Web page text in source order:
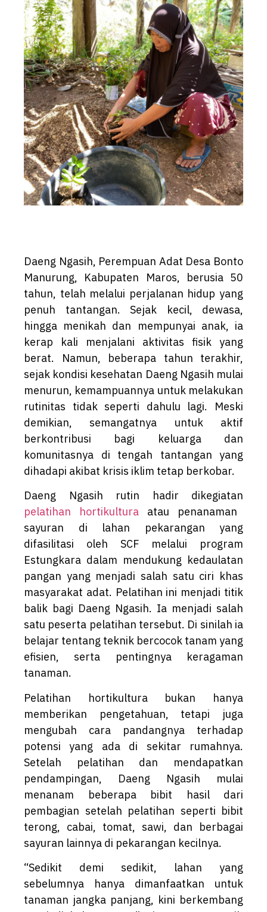
Daeng Ngasih, Perempuan Adat Desa Bonto
Manurung, Kabupaten Maros, berusia 50
tahun, telah melalui perjalanan hidup yang
penuh tantangan. Sejak kecil, dewasa,
hingga menikah dan mempunyai anak, ia
kerap kali menjalani aktivitas fisik yang
berat. Namun, beberapa tahun terakhir,
sejak kondisi kesehatan Daeng Ngasih mulai
menurun, kemampuannya untuk melakukan
rutinitas tidak seperti dahulu lagi. Meski
demikian, semangatnya untuk aktif
berkontribusi bagi keluarga dan
komunitasnya di tengah tantangan yang
dihadapi akibat krisis iklim tetap berkobar.
Daeng Ngasih rutin hadir dikegiatan
pelatihan hortikultura atau penanaman
sayuran di lahan pekarangan yang
difasilitasi oleh SCF melalui program
Estungkara dalam mendukung kedaulatan
pangan yang menjadi salah satu ciri khas
masyarakat adat. Pelatihan ini menjadi titik
balik bagi Daeng Ngasih. Ia menjadi salah
satu peserta pelatihan tersebut. Di sinilah ia
belajar tentang teknik bercocok tanam yang
efisien, serta pentingnya keragaman
tanaman.
Pelatihan hortikultura bukan hanya
memberikan pengetahuan, tetapi juga
mengubah cara pandangnya terhadap
potensi yang ada di sekitar rumahnya.
Setelah pelatihan dan mendapatkan
pendampingan, Daeng Ngasih mulai
menanam beberapa bibit hasil dari
pembagian setelah pelatihan seperti bibit
terong, cabai, tomat, sawi, dan berbagai
sayuran lainnya di pekarangan kecilnya.
“Sedikit demi sedikit, lahan yang
sebelumnya hanya dimanfaatkan untuk
tanaman jangka panjang, kini berkembang